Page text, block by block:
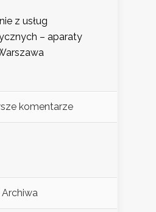
z usług
– aparaty
komentarze
Archiwa